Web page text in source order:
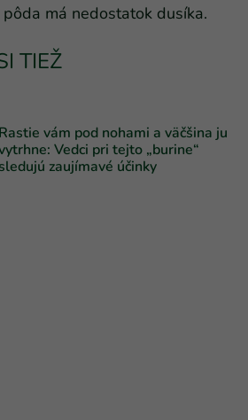
má nedostatok dusíka.
TIEŽ
Rastie vám pod nohami a väčšina ju
Vedci pri tejto „burine“
sledujú zaujímavé účinky